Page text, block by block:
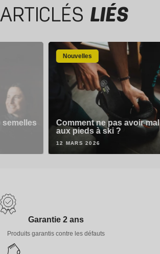
ARTICLÉS LIÉS
Nouvelles
Comment ne pas avoir mal
aux pieds à ski ?
12 MARS 2026
Garantie 2 ans
Produits garantis contre les défauts